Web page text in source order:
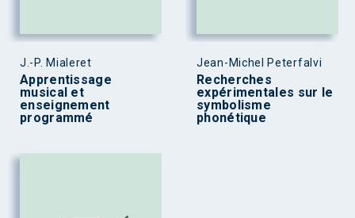
J.-P. Mialeret
Apprentissage
musical et
enseignement
programmé
Jean-Michel Peterfalvi
Recherches
expérimentales sur le
symbolisme
phonétique